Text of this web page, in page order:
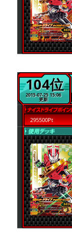
104位
2015-07-25 15:06
更新
295500Pt